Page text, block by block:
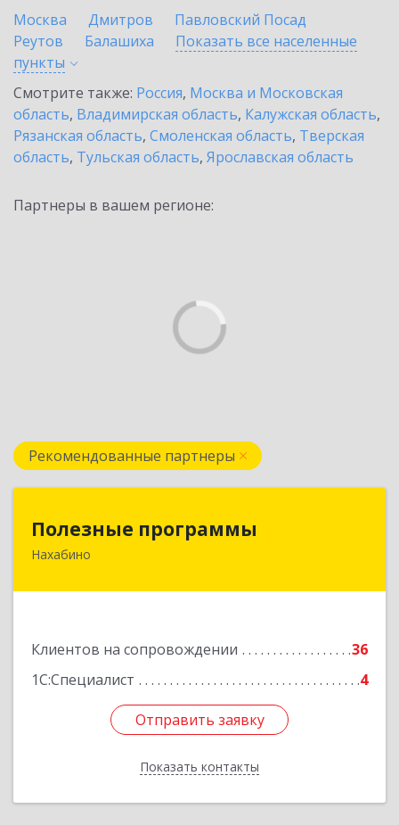
Москва
Дмитров
Павловский Посад
Реутов
Балашиха
Показать все населенные
пункты
Смотрите также: Россия, Москва и Московская
область, Владимирская область, Калужская область,
Рязанская область, Смоленская область, Тверская
область, Тульская область, Ярославская область
Партнеры в вашем регионе:
Рекомендованные партнеры
Полезные программы
Нахабино
Клиентов на сопровождении
36
1С:Специалист
4
Отправить заявку
Показать контакты
143432, Московская обл, Красногорский р-н,
Отправить заявку
Назад